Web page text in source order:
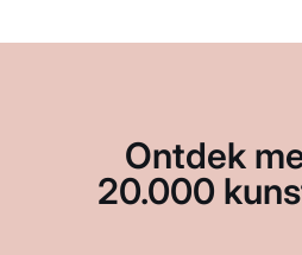
Ontdek
20.000